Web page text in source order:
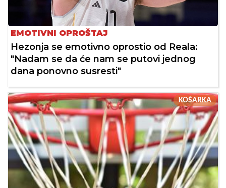
EMOTIVNI OPROŠTAJ
Hezonja se emotivno oprostio od Reala:
"Nadam se da će nam se putovi jednog
dana ponovno susresti"
KOŠARKA